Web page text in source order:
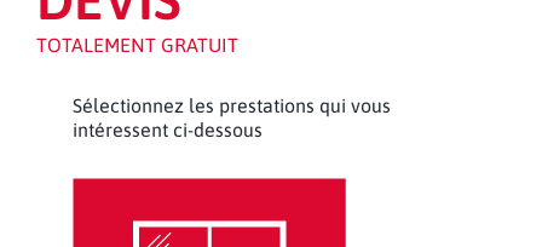
TOTALEMENT GRATUIT
Sélectionnez les prestations qui vous
intéressent ci-dessous